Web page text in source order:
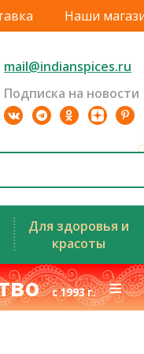
Наши
mail@indianspices.ru
Подписка на новости
Для здоровья и
красоты
с 1993 г.≡